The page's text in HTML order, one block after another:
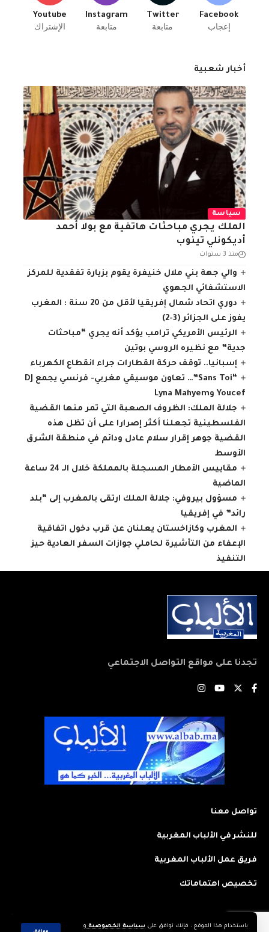
باستخدام هذا الموقع ، فإنك توافق على سياسة الخصوصية و
Facebook
إعجاب
Twitter
متابعة
Instagram
متابعة
Youtube
الإشتراك
أخبار شعبية
سياسة
الملك يجري مباحثات هاتفية مع بولا أحمد
أديكونلي تينوب
منذ 3 سنوات
والي جهة بني ملال خنيفرة يقوم بزيارة تفقدية للمركز
الاستشفائي الجهوي
دوري اتحاد شمال إفريقيا لأقل من 20 سنة : المغرب
يفوز على الجزائر (3-2)
الرئيس الأمريكي ترامب يؤكد أنه يجري “مباحثات
جدية” مع نظيره الروسي بوتين
إسبانيا.. توقف حركة القطارات جراء انقطاع الكهرباء
“Sans Toi”… تعاون موسيقي مغربي- فرنسي يجمع DJ
Youcef وLyna Mahyem
جلالة الملك: الظروف الصعبة التي تمر منها القضية
الفلسطينية تجعلنا أكثر إصرارا على أن تظل هذه
القضية جوهر إقرار سلام عادل ودائم في منطقة الشرق
الأوسط
مقاييس الأمطار المسجلة بالمملكة خلال الـ 24 ساعة
الماضية
مسؤول بيروفي: جلالة الملك ارتقى بالمغرب إلى “بلد
رائد” في إفريقيا
المغرب وكازاخستان يعلنان عن قرب دخول اتفاقية
الإعفاء من التأشيرة لحاملي جوازات السفر العادية حيز
التنفيذ
تجدنا على مواقع التواصل الاجتماعي
تواصل معنا
للنشر في الألباب المغربية
فريق عمل الألباب المغربية
تخصيص اهتماماتك
2023 © جميع الحقوق محفوظة لجريدة: الألباب المغربية. تم تصميمه وتطويره